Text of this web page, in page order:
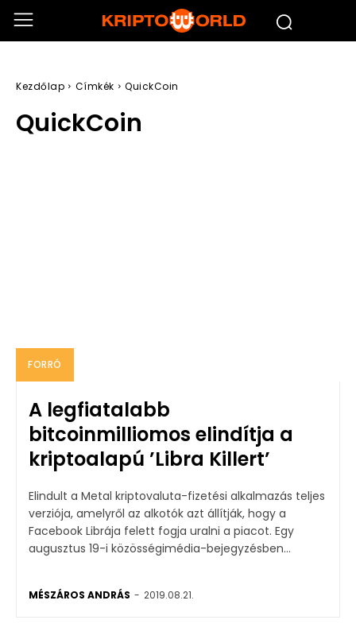
Kezdőlap Címkék QuickCoin
QuickCoin
FORRÓ
A legfiatalabb
bitcoinmilliomos elindítja a
kriptoalapú ’Libra Killert’
Elindult a Metal kriptovaluta-fizetési alkalmazás teljes
verziója, amelyről az alkotók azt állítják, hogy a
Facebook Librája felett fogja uralni a piacot. Egy
augusztus 19-i közösségimédia-bejegyzésben...
MÉSZÁROS ANDRÁS - 2019.08.21.